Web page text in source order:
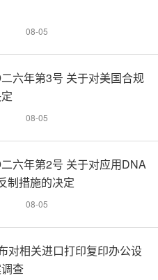
08-05
六年第3号 关于对美国合规
08-05
六年第2号 关于对应用DNA
制措施的决定
08-05
对相关进口打印复印办公设
查